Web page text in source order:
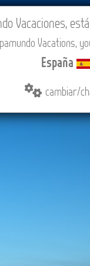
COMPRAR
Vacaciones,
Vacations,
España
cambiar/